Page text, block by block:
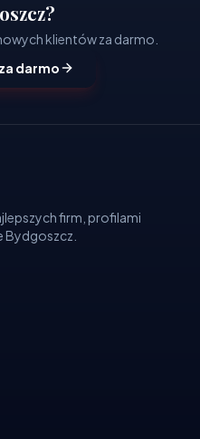
klientów za darmo.
darmo
firm, profilami
Bydgoszcz.